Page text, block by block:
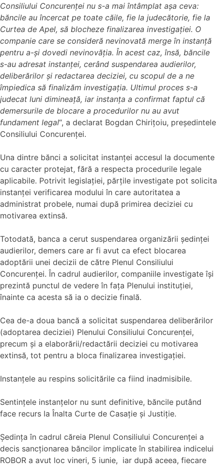
Consiliului Concurenței nu s-a mai întâmplat așa ceva:
băncile au încercat pe toate căile, fie la judecătorie, fie la
Curtea de Apel, să blocheze finalizarea investigației. O
companie care se consideră nevinovată merge în instanță
pentru a-și dovedi nevinovăția. În acest caz, însă, băncile
s-au adresat instanței, cerând suspendarea audierilor,
deliberărilor și redactarea deciziei, cu scopul de a ne
împiedica să finalizăm investigația. Ultimul proces s-a
judecat luni dimineață, iar instanța a confirmat faptul că
demersurile de blocare a procedurilor nu au avut
fundament legal“, a declarat Bogdan Chirițoiu, președintele
Consiliului Concurenței.
Una dintre bănci a solicitat instanței accesul la documente
cu caracter protejat, fără a respecta procedurile legale
aplicabile. Potrivit legislației, părțile investigate pot solicita
instanței verificarea modului în care autoritatea a
administrat probele, numai după primirea deciziei cu
motivarea extinsă.
Totodată, banca a cerut suspendarea organizării ședinței
audierilor, demers care ar fi avut ca efect blocarea
adoptării unei decizii de către Plenul Consiliului
Concurenței. În cadrul audierilor, companiile investigate își
prezintă punctul de vedere în fața Plenului instituției,
înainte ca acesta să ia o decizie finală.
Cea de-a doua bancă a solicitat suspendarea deliberărilor
(adoptarea deciziei) Plenului Consiliului Concurenței,
precum și a elaborării/redactării deciziei cu motivarea
extinsă, tot pentru a bloca finalizarea investigației.
Instanțele au respins solicitările ca fiind inadmisibile.
Sentințele instanțelor nu sunt definitive, băncile putând
face recurs la Înalta Curte de Casație și Justiție.
Ședința în cadrul căreia Plenul Consiliului Concurenței a
decis sancționarea băncilor implicate în stabilirea indicelui
ROBOR a avut loc vineri, 5 iunie, iar după aceea, fiecare